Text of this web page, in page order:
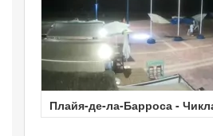
Плайя-де-ла-Барроса -
Фронтера